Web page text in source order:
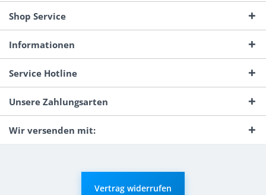
Shop Service
Informationen
Service Hotline
Unsere Zahlungsarten
Wir versenden mit:
Vertrag widerrufen